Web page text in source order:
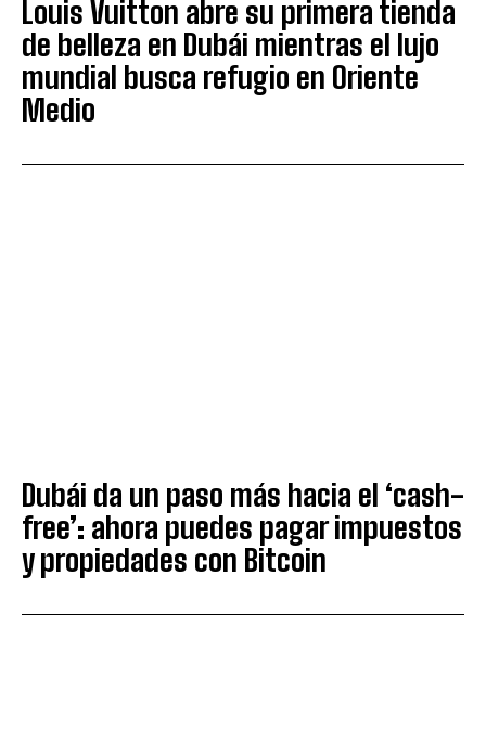
Louis Vuitton abre su primera tienda
de belleza en Dubái mientras el lujo
mundial busca refugio en Oriente
Medio
Dubái da un paso más hacia el ‘cash-
free’: ahora puedes pagar impuestos
y propiedades con Bitcoin